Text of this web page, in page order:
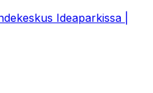
Ideaparkissa |